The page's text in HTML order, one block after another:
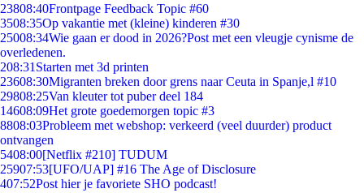
23808:40Frontpage Feedback Topic #60
3508:35Op vakantie met (kleine) kinderen #30
25008:34Wie gaan er dood in 2026?Post met een vleugje cynisme de
overledenen.
208:31 Starten met 3d printen
23608:30Migranten breken door grens naar Ceuta in Spanje,l #10
29808:25Van kleuter tot puber deel 184
14608:09Het grote goedemorgen topic #3
8808:03Probleem met webshop: verkeerd (veel duurder) product
ontvangen
5408:00[Netflix #210] TUDUM
25907:53[UFO/UAP] #16 The Age of Disclosure
407:52Post hier je favoriete SHO podcast!